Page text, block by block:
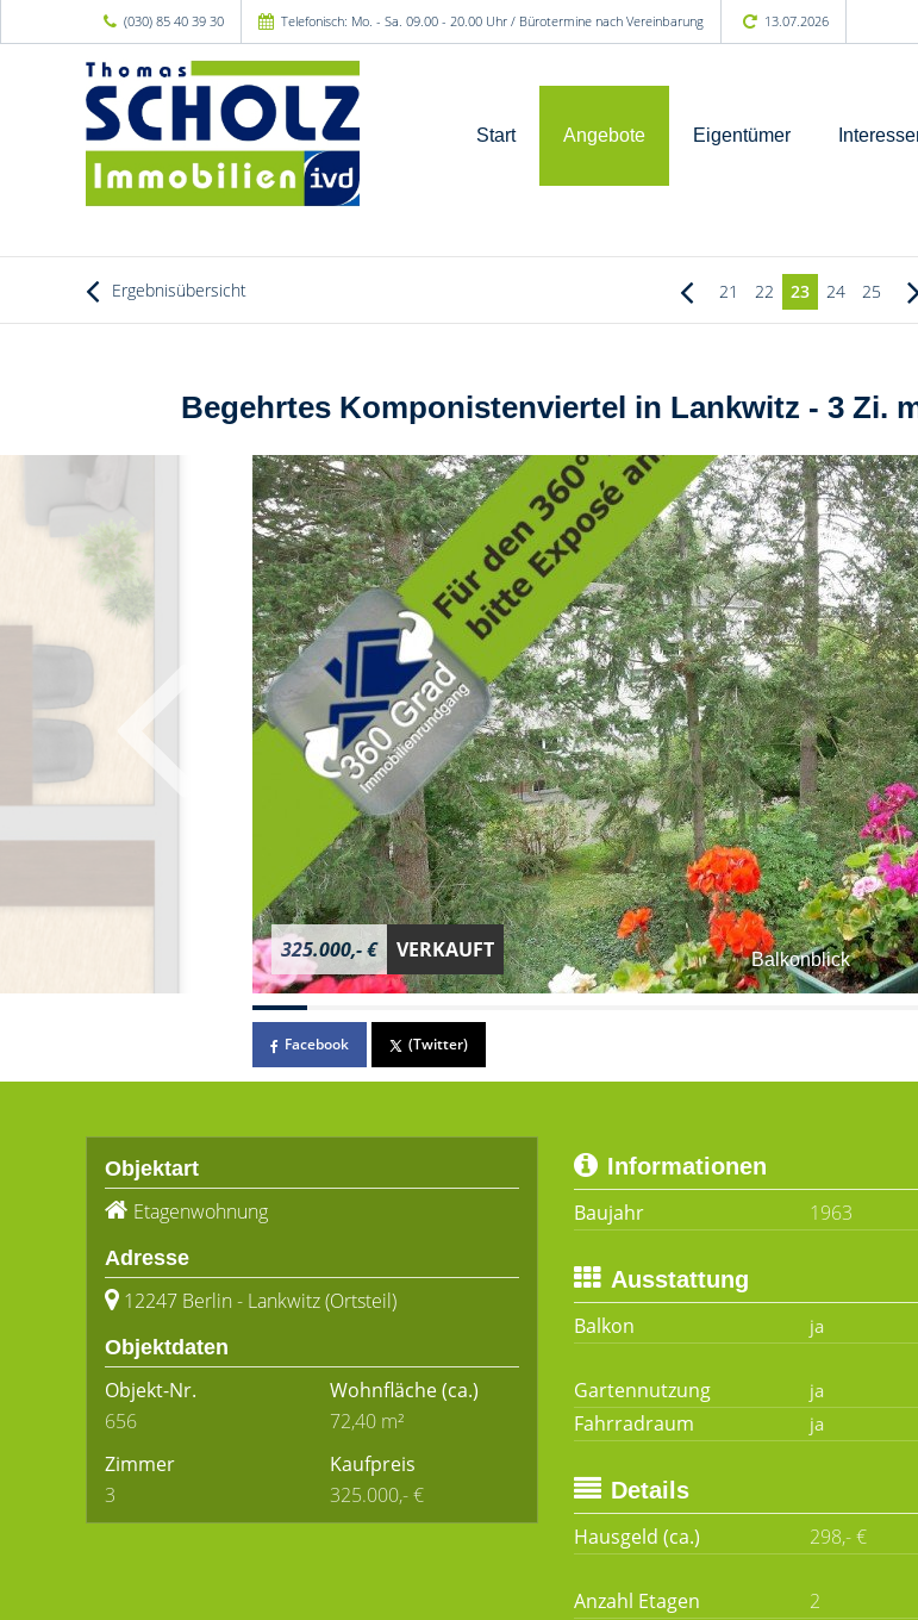
(030) 85 40 39 30 Telefonisch: Mo. - Sa. 09.00 - 20.00 Uhr / Bürotermine nach Vereinbarung 13.07.2026
Start Angebote Eigentümer
Ergebnisübersicht 21 22 23 24 25
Begehrtes Komponistenviertel in Lankwitz - 3 Zi.
Balkonblick
325.000,- € VERKAUFT
Facebook (Twitter)
Objektart
Etagenwohnung
Adresse
12247 Berlin - Lankwitz (Ortsteil)
Objektdaten
Objekt-Nr.
656
Wohnfläche(ca.)
72,40 m²
Zimmer
3
Kaufpreis
325.000,- €
Informationen
Baujahr
1963
Ausstattung
Balkon
Gartennutzung
Fahrradraum
Details
Hausgeld (ca.)
298,- €
Anzahl Etagen 2